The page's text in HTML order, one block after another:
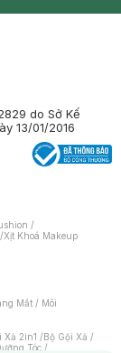
do Sở Kế
13/01/2016
/
/Xịt Khoá Makeup
Mắt / Môi
Xả 2in1 /Bộ Gội Xả /
Tóc /